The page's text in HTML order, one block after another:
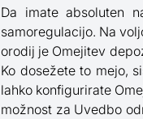
Da imate absoluten
samoregulacijo. Na
orodij je Omejitev
Ko dosežete to mejo,
lahko konfigurirate
možnost za Uvedbo